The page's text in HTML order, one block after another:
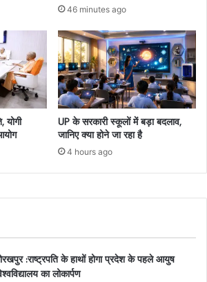
46 minutes ago
योगी
UP के सरकारी स्कूलों में बड़ा बदलाव,
जानिए क्या होने जा रहा है
4 hours ago
:राष्ट्रपति के हाथों होगा प्रदेश के पहले आयुष
का लोकार्पण